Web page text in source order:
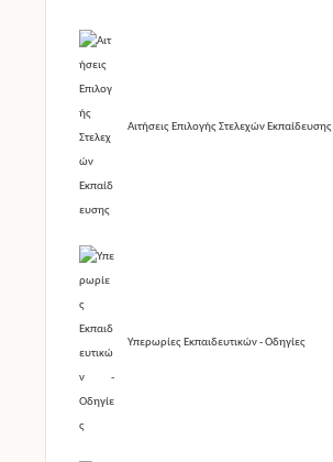
Αιτήσεις Επιλογής Στελεχών Εκπαίδευσης
Υπερωρίες Εκπαιδευτικών - Οδηγίες